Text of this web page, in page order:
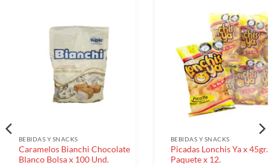
BEBIDAS Y SNACKS
Caramelos Bianchi Chocolate
Blanco Bolsa x 100 Und.
BEBIDAS Y SNACKS
Picadas Lonchis Ya x 45gr.
Paquete x 12.